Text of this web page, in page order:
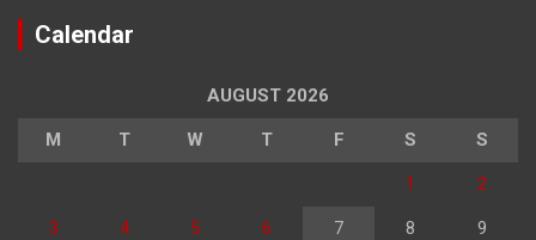
Calendar
AUGUST 2026
M T W T F S S
1 2
3 4 5 6 7 8 9